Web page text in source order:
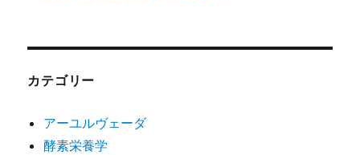
カテゴリー
アーユルヴェーダ
酵素栄養学